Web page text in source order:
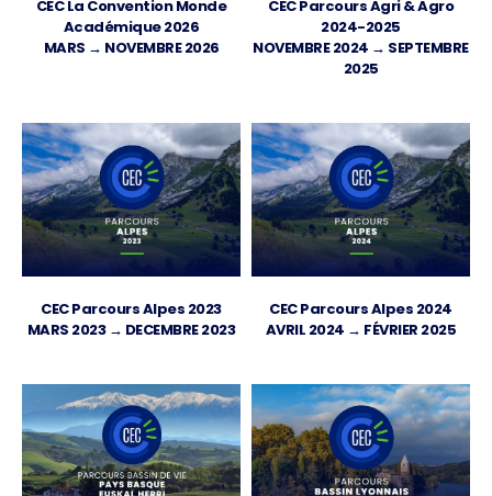
CEC La Convention Monde
Académique 2026
MARS → NOVEMBRE 2026
CEC Parcours Agri & Agro
2024-2025
NOVEMBRE 2024 → SEPTEMBRE
2025
CEC Parcours Alpes 2023
MARS 2023 → DECEMBRE 2023
CEC Parcours Alpes 2024
AVRIL 2024 → FÉVRIER 2025